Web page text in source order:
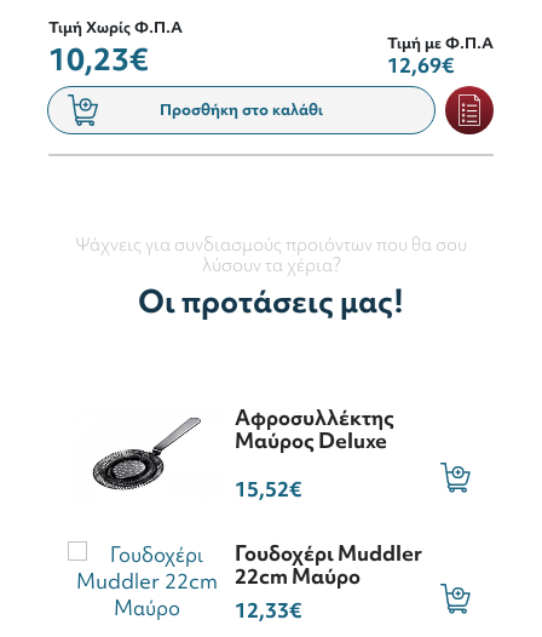
Τιμή Χωρίς Φ.Π.Α
10,23€ Τιμή με Φ.Π.Α
12,69€
Προσθήκη στο καλάθι
Ψάχνεις για συνδιασμούς προιόντων που θα σου
λύσουν τα χέρια?
Οι προτάσεις μας!
Αφροσυλλέκτης
Μαύρος Deluxe
15,52€
Γουδοχέρι Muddler
22cm Μαύρο
12,33€